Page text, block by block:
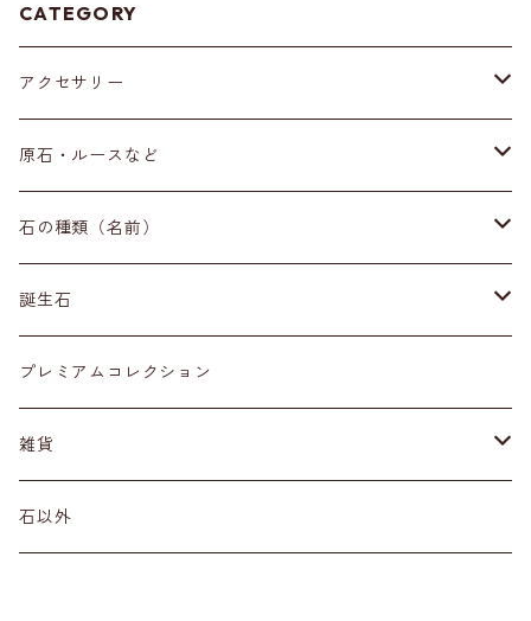
CATEGORY
アクセサリー
ブレスレット
イヤリング・ピアス
ネックレス・ペンダントトップ
リング
材質
プラチナ
その他アクセサリー
原石・ルースなど
原石
丸玉
標本
磨き石
ルース
石の種類（名前）
ア行
アイオライト
アクアマリン
カ行
カーネリアン
カイヤナイト
サ行
サファイア
タ行
誕生石
１月
２月
３月
プレミアムコレクション
雑貨
天然石雑貨
石以外